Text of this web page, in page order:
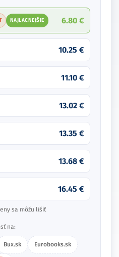
NAJLACNEJŠIE 6.80 €
10.25 €
11.10 €
13.02 €
13.35 €
13.68 €
16.45 €
sa môžu líšiť
na:
Bux.sk Eurobooks.sk